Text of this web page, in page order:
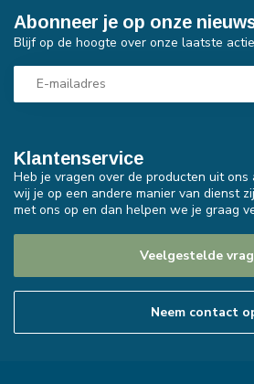
Klantenservice
Heb je vragen over de producten uit
wij je op een andere manier van dienst
met ons op en dan helpen we je graag
Veelgestelde
Neem contact
Abonneer je op onze
Blijf op de hoogte over onze laatste